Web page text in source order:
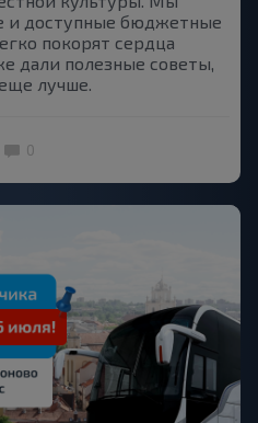
и доступные бюджетные
покорят сердца
дали полезные советы,
лучше.
0